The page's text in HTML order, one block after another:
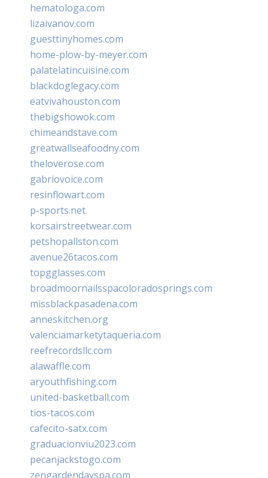
hematologa.com
lizaivanov.com
guesttinyhomes.com
home-plow-by-meyer.com
palatelatincuisine.com
blackdoglegacy.com
eatvivahouston.com
thebigshowok.com
chimeandstave.com
greatwallseafoodny.com
theloverose.com
gabriovoice.com
resinflowart.com
p-sports.net
korsairstreetwear.com
petshopallston.com
avenue26tacos.com
topgglasses.com
broadmoornailsspacoloradosprings.com
missblackpasadena.com
anneskitchen.org
valenciamarketytaqueria.com
reefrecordsllc.com
alawaffle.com
aryouthfishing.com
united-basketball.com
tios-tacos.com
cafecito-satx.com
graduacionviu2023.com
pecanjackstogo.com
zengardendayspa.com